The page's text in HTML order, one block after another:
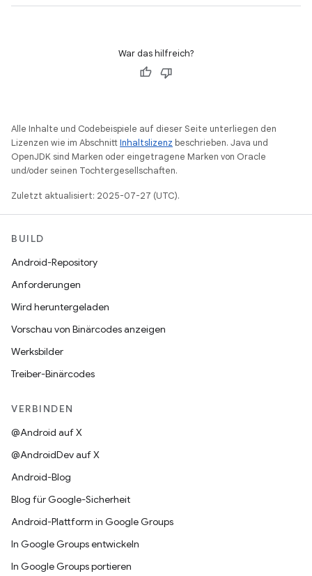
War das hilfreich?
Alle Inhalte und Codebeispiele auf dieser Seite unterliegen den
Lizenzen wie im AbschnittInhaltslizenz beschrieben. Java und
OpenJDK sind Marken oder eingetragene Marken von Oracle
und/oder seinen Tochtergesellschaften.
Zuletzt aktualisiert: 2025-07-27 (UTC).
BUILD
Android-Repository
Anforderungen
Wird heruntergeladen
Vorschau von Binärcodes anzeigen
Werksbilder
Treiber-Binärcodes
VERBINDEN
@Android auf X
@AndroidDev auf X
Android-Blog
Blog für Google-Sicherheit
Android-Plattform in Google Groups
In Google Groups entwickeln
In Google Groups portieren